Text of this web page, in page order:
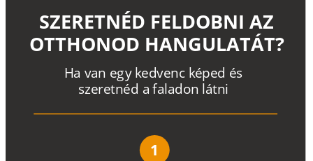
Ha van egy kedvenc képed és
szeretnéd a faladon látni
SZERETNÉD FELDOBNI AZ
OTTHONOD HANGULATÁT?
1